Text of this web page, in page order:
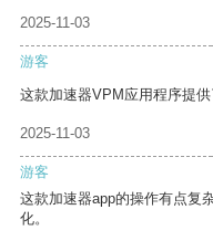
2025-11-03
游客
这款加速器VPM应用程序提供
2025-11-03
游客
这款加速器app的操作有点复
化。